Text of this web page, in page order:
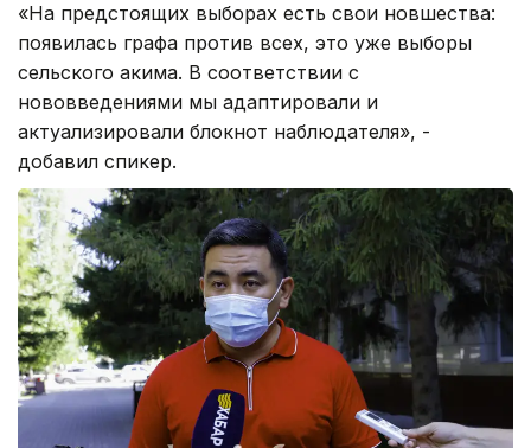
«На предстоящих выборах есть свои новшества:
появилась графа против всех, это уже выборы
сельского акима. В соответствии с
нововведениями мы адаптировали и
актуализировали блокнот наблюдателя», -
добавил спикер.